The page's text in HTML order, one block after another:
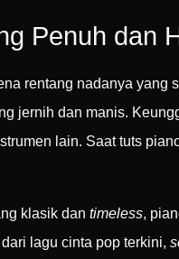
Penuh dan
rentang nadanya
jernih dan manis.
lain. Saat tuts
klasik dan timeless,
lagu cinta pop terkini,